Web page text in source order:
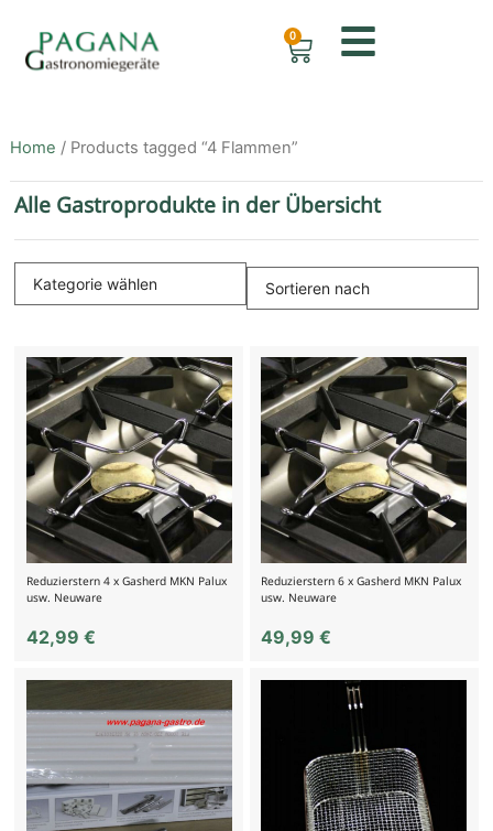
0
Home / Products tagged “4 Flammen”
Alle Gastroprodukte in der Übersicht
Reduzierstern 4 x Gasherd MKN Palux
usw. Neuware
42,99 €
Reduzierstern 6 x Gasherd MKN Palux
usw. Neuware
49,99€